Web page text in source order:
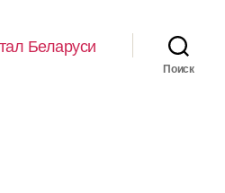
Беларуси
Поиск